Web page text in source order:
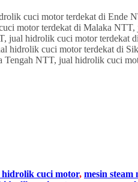
hidrolik cuci motor, mesin steam